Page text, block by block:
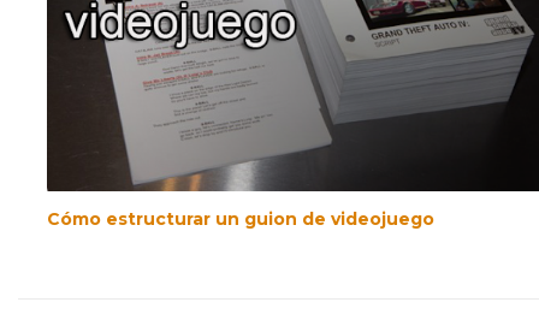
Cómo estructurar un guion de videojuego